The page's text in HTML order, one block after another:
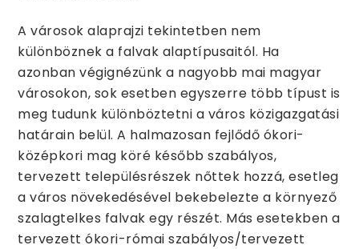
A városok alaprajzi tekintetben nem
különböznek a falvak alaptípusaitól. Ha
azonban végignézünk a nagyobb mai magyar
városokon, sok esetben egyszerre több típust is
meg tudunk különböztetni a város közigazgatási
határain belül. A halmazosan fejlődő ókori-
középkori mag köré később szabályos,
tervezett településrészek nőttek hozzá, esetleg
a város növekedésével bekebelezte a környező
szalagtelkes falvak egy részét. Más esetekben a
tervezett ókori-római szabályos/tervezett